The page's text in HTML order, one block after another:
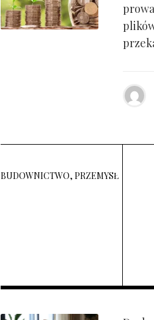
BUDOWNICTWO, PRZEMYSŁ